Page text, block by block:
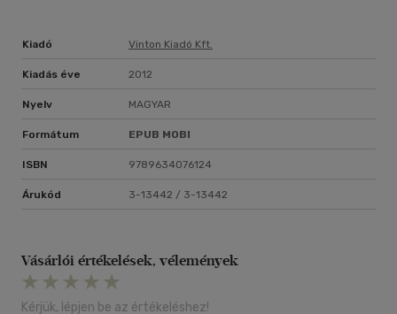
Kiadó Vinton Kiadó Kft.
Kiadás éve 2012
Nyelv MAGYAR
Formátum EPUB MOBI
ISBN 9789634076124
Árukód 3-13442 / 3-13442
Vásárlói értékelések, vélemények
Kérjük, lépjen be az értékeléshez!